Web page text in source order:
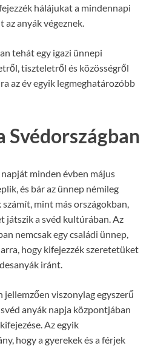
hálájukat a mindennapi
anyák végeznek.
tehát egy igazi ünnepi
tiszteletről és közösségről
az év egyik legmeghatározóbb
Svédországban
minden évben május
és bár az ünnep némileg
mint más országokban,
játszik a svéd kultúrában. Az
nemcsak egy családi ünnep,
hogy kifejezzék szeretetüket
iránt.
jellemzően viszonylag egyszerű
anyák napja központjában
Az egyik
hogy a gyerekek és a férjek